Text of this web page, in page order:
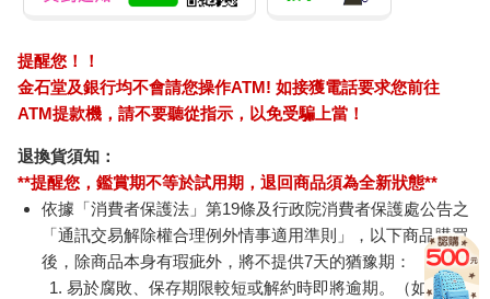
怕無法忍受那樣的自己。而如果我是漫無目的型社交的人，很快
那麼，我們要怎麼跟那些看起來天生魅力十足、能言善道，而且
毫不費力就能和他人建立連結的外向者競爭呢？該怎麼在保有真
實自我的同時，在人脈經營上取得成功呢？
完全有能力超越外向者：
1. 內向者獲得成功的方法和外向者不同。我們本就不同，也該學
會欣然接受這一點。
2. 傳統的人脈經營方式不適合內向者。我們需要某種更巧妙的方
法，才能發揮我們與生俱來的優勢。
提醒您！！
金石堂及銀行均不會請您操作ATM! 如接獲電話要求您前往
ATM提款機，請不要聽從指示，以免受騙上當！
退換貨須知：
**提醒您，鑑賞期不等於試用期，退回商品須為全新狀態**
依據「消費者保護法」第19條及行政院消費者保護處公告之
「通訊交易解除權合理例外情事適用準則」，以下商品購買
後，除商品本身有瑕疵外，將不提供7天的猶豫期：
易於腐敗、保存期限較短或解約時即將逾期。（如：生